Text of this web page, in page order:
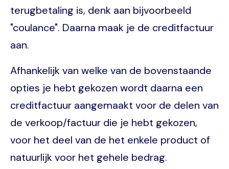
terugbetaling is, denk aan bijvoorbeeld
"coulance". Daarna maak je de creditfactuur
aan.
Afhankelijk van welke van de bovenstaande
opties je hebt gekozen wordt daarna een
creditfactuur aangemaakt voor de delen van
de verkoop/factuur die je hebt gekozen,
voor het deel van de het enkele product of
natuurlijk voor het gehele bedrag.